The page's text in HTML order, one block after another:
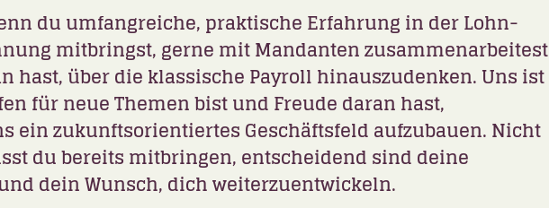
du umfangreiche, praktische Erfahrung in der Lohn-
mitbringst, gerne mit Mandanten zusammenarbeitest
hast, über die klassische Payroll hinauszudenken. Uns ist
für neue Themen bist und Freude daran hast,
ein zukunftsorientiertes Geschäftsfeld aufzubauen. Nicht
du bereits mitbringen, entscheidend sind deine
dein Wunsch, dich weiterzuentwickeln.